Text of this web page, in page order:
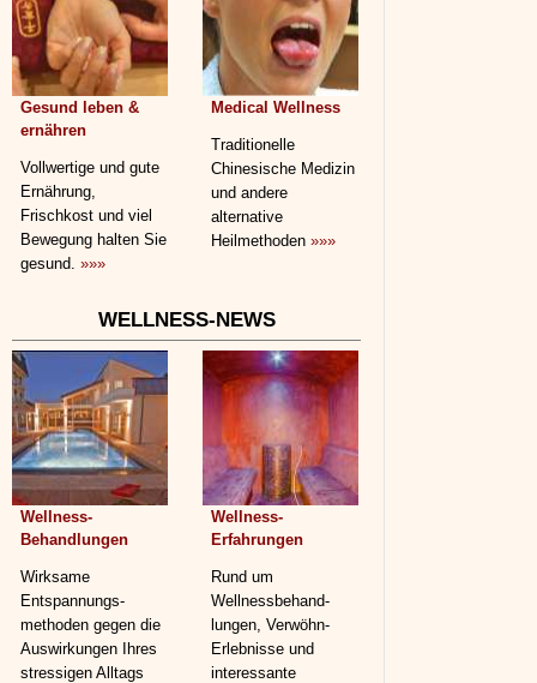
Gesund leben &
ernähren
Vollwertige und gute
Ernährung,
Frischkost und viel
Bewegung halten Sie
gesund. »»»
Medical Wellness
Traditionelle
Chinesische Medizin
und andere
alternative
Heilmethoden »»»
WELLNESS-NEWS
Wellness-
Behandlungen
Wirksame
Entspannungs­
methoden gegen die
Auswirkungen Ihres
stressigen Alltags
Wellness-
Erfahrungen
Rund um
Wellnessbehand­
lungen, Verwöhn-
Erlebnisse und
interessante